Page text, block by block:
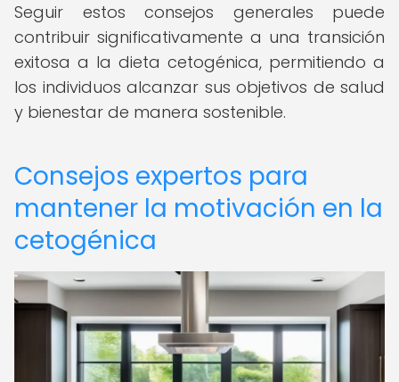
Seguir estos consejos generales puede
contribuir significativamente a una transición
exitosa a la dieta cetogénica, permitiendo a
los individuos alcanzar sus objetivos de salud
y bienestar de manera sostenible.
Consejos expertos para
mantener la motivación en la
cetogénica